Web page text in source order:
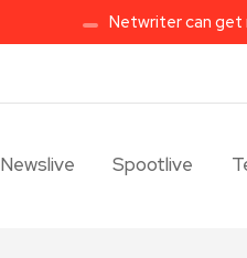
Netwriter can get
Newslive Spootlive